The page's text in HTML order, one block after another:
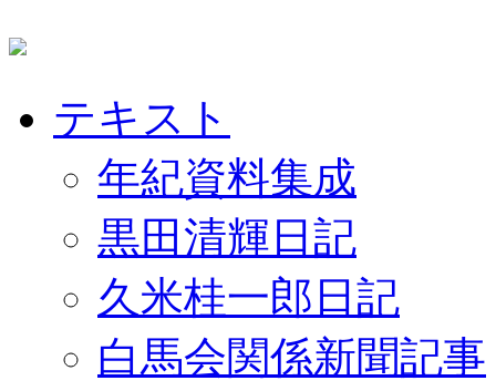
テキスト
年紀資料集成
黒田清輝日記
久米桂一郎日記
白馬会関係新聞記事